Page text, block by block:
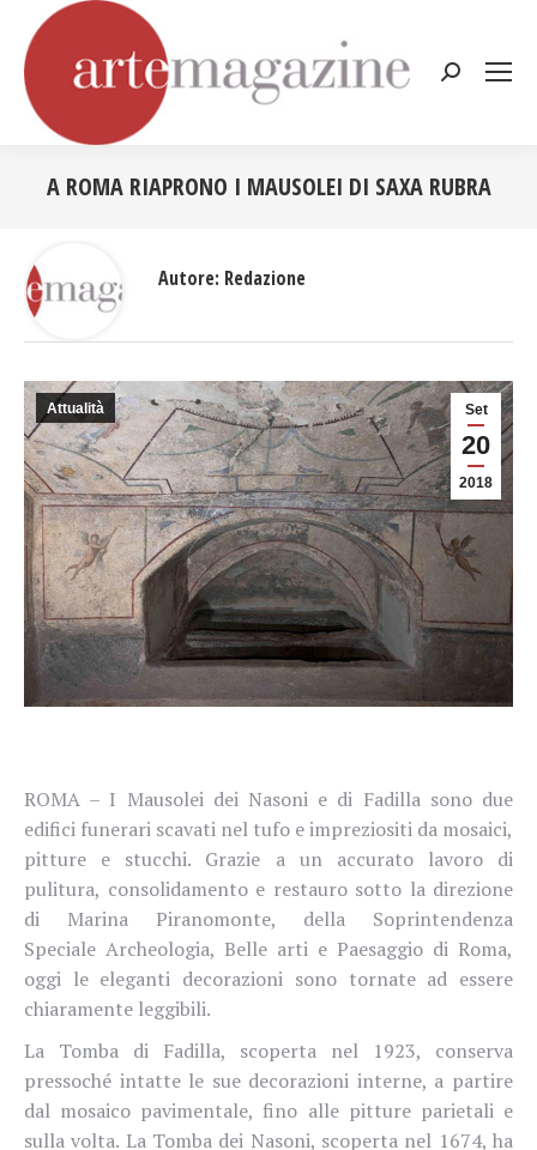
Cerca:
A ROMA RIAPRONO I MAUSOLEI DI SAXA RUBRA
Set
20
2018
Attualità
ROMA – I Mausolei dei Nasoni e di Fadilla sono due
edifici funerari scavati nel tufo e impreziositi da mosaici,
pitture e stucchi. Grazie a un accurato lavoro di
pulitura, consolidamento e restauro sotto la direzione
di Marina Piranomonte, della Soprintendenza
Speciale Archeologia, Belle arti e Paesaggio di Roma,
oggi le eleganti decorazioni sono tornate ad essere
chiaramente leggibili.
La Tomba di Fadilla, scoperta nel 1923, conserva
pressoché intatte le sue decorazioni interne, a partire
dal mosaico pavimentale, fino alle pitture parietali e
sulla volta. La Tomba dei Nasoni, scoperta nel 1674, ha
Autore: Redazione